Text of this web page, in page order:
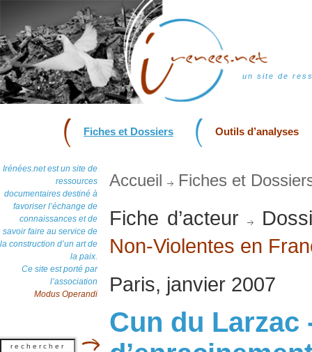
un site de
Fiches et Dossiers Outils d’analyses
Irénées.net est un site de
ressources
documentaires destiné à
favoriser l’échange de
connaissances et de
savoir faire au service de
la construction d’un art de
la paix.
Ce site est porté par
l’association
Modus Operandi
Accueil Fiches et
Fiche d’acteur
Non-Violentes en
Paris, janvier 2007
Cun du Larzac